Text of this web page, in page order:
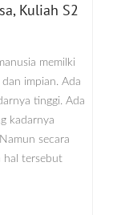
Kuliah S2
memilki
dan impian. Ada
tinggi. Ada
kadarnya
secara
hal tersebut